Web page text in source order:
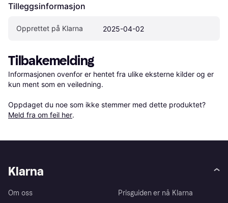
Tilleggsinformasjon
Opprettet på Klarna 2025-04-02
Tilbakemelding
Informasjonen ovenfor er hentet fra ulike eksterne kilder og er
kun ment som en veiledning.
Oppdaget du noe som ikke stemmer med dette produktet?
Meld fra om feil her.
Klarna
Om oss
Prisguiden er nå Klarna